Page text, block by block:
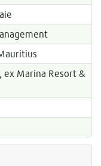
Marina Resort &